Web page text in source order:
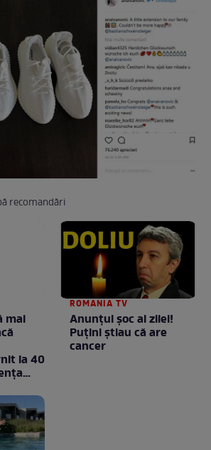
recomandări
mai
la 40
ROMANIA TV
Anunţul şoc al zilei!
Puţini ştiau că are
cancer